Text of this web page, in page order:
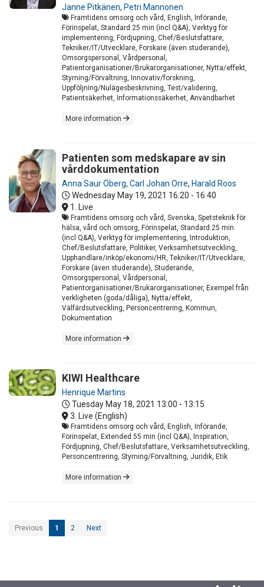
Janne Pitkänen, Petri Mannonen
Framtidens omsorg och vård, English, Införande,
Förinspelat, Standard 25 min (incl Q&A), Verktyg för
implementering, Fördjupning, Chef/Beslutsfattare,
Tekniker/IT/Utvecklare, Forskare (även studerande),
Omsorgspersonal, Vårdpersonal,
Patientorganisationer/Brukarorganisationer, Nytta/effekt,
Styrning/Förvaltning, Innovativ/forskning,
Uppföljning/Nulägesbeskrivning, Test/validering,
Patientsäkerhet, Informationssäkerhet, Användbarhet
More information
Patienten som medskapare av sin
vårddokumentation
Anna Saur Öberg, Carl Johan Orre, Harald Roos
Wednesday May 19, 2021 16:20 - 16:40
1. Live
Framtidens omsorg och vård, Svenska, Spetsteknik för
hälsa, vård och omsorg, Förinspelat, Standard 25 min
(incl Q&A), Verktyg för implementering, Introduktion,
Chef/Beslutsfattare, Politiker, Verksamhetsutveckling,
Upphandlare/inköp/ekonomi/HR, Tekniker/IT/Utvecklare,
Forskare (även studerande), Studerande,
Omsorgspersonal, Vårdpersonal,
Patientorganisationer/Brukarorganisationer, Exempel från
verkligheten (goda/dåliga), Nytta/effekt,
Välfärdsutveckling, Personcentrering, Kommun,
Dokumentation
More information
KIWI Healthcare
Henrique Martins
Tuesday May 18, 2021 13:00 - 13:15
3. Live (English)
Framtidens omsorg och vård, English, Införande,
Förinspelat, Extended 55 min (incl Q&A), Inspiration,
Fördjupning, Chef/Beslutsfattare, Verksamhetsutveckling,
Personcentrering, Styrning/Förvaltning, Juridik, Etik
More information
Previous 1 2 Next